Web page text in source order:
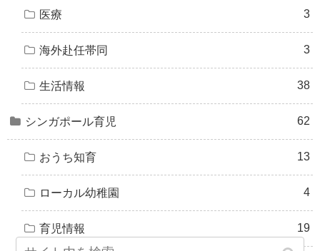
医療 3
海外赴任帯同 3
生活情報 38
シンガポール育児 62
おうち知育 13
ローカル幼稚園 4
育児情報 19